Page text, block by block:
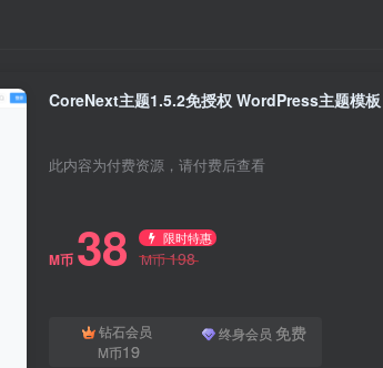
CoreNext主题1.5.2免授权 WordPress主题模板
此内容为付费资源，请付费后查看
M币 38 限时特惠
M币198
钻石会员
M币19
终身会员 免费